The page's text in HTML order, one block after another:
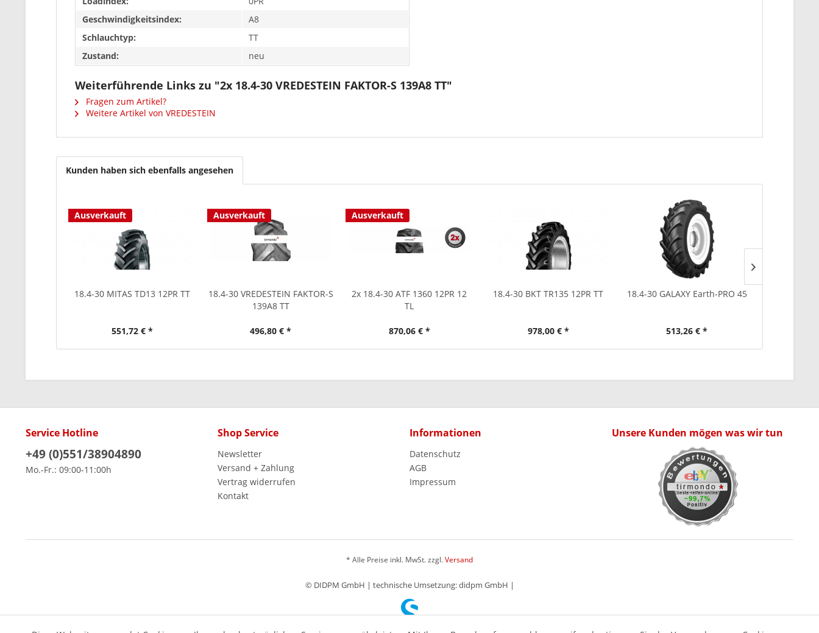
Geschwindigkeitsindex:
A8
Schlauchtyp:
TT
Zustand:
neu
Weiterführende Links zu "2x 18.4-30 VREDESTEIN FAKTOR-S 139A8 TT"
Fragen zum Artikel?
Weitere Artikel von VREDESTEIN
Kunden haben sich ebenfalls angesehen
Ausverkauft
18.4-30 MITAS TD13 12PR TT
551,72 € *
Ausverkauft
18.4-30 VREDESTEIN FAKTOR-S
139A8 TT
496,80 € *
Ausverkauft
2x 18.4-30 ATF 1360 12PR 12
TL
870,06 € *
18.4-30 BKT TR135 12PR TT
978,00 € *
18.4-30 GALAXY Earth-PRO 45
513,26 € *
Service Hotline
+49 (0)551/38904890
Mo.-Fr.: 09:00-11:00h
Shop Service
Newsletter
Versand + Zahlung
Vertrag widerrufen
Kontakt
Informationen
Datenschutz
AGB
Impressum
Unsere Kunden mögen was wir tun
* Alle Preise inkl. MwSt. zzgl.Versand
© DIDPM GmbH | technische Umsetzung: didpm GmbH |